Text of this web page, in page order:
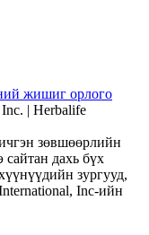
жишиг орлого
| Herbalife
зөвшөөрлийн
дахь бүх
зургууд,
Inc-ийн